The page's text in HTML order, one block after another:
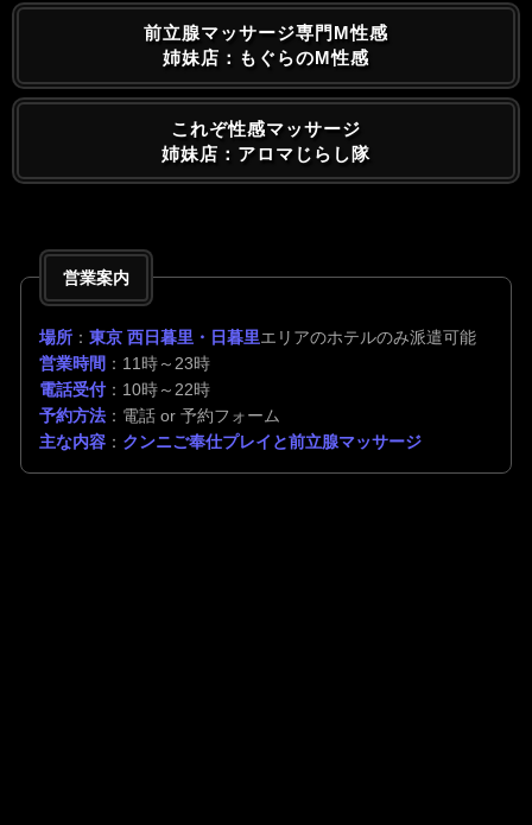
前立腺マッサージ専門M性感
姉妹店：もぐらのM性感
これぞ性感マッサージ
姉妹店：アロマじらし隊
営業案内
場所 ： 東京 西日暮里・日暮里エリアのホテルのみ派遣可能
営業時間 ：11時～23時
電話受付：10時～22時
予約方法 ：電話 or 予約フォーム
主な内容 ： クンニご奉仕プレイと前立腺マッサージ